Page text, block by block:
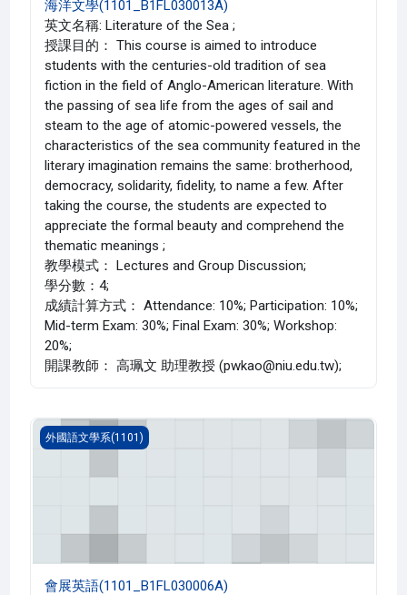
海洋文學(1101_B1FL030013A)
英文名稱: Literature of the Sea ;
授課目的： This course is aimed to introduce
students with the centuries-old tradition of sea
fiction in the field of Anglo-American literature. With
the passing of sea life from the ages of sail and
steam to the age of atomic-powered vessels, the
characteristics of the sea community featured in the
literary imagination remains the same: brotherhood,
democracy, solidarity, fidelity, to name a few. After
taking the course, the students are expected to
appreciate the formal beauty and comprehend the
thematic meanings ;
教學模式： Lectures and Group Discussion;
學分數：4;
成績計算方式： Attendance: 10%; Participation: 10%;
Mid-term Exam: 30%; Final Exam: 30%; Workshop:
20%;
開課教師： 高珮文 助理教授 (pwkao@niu.edu.tw);
會展英語(1101_B1FL030006A)
外國語文學系(1101)
會展英語(1101_B1FL030006A)